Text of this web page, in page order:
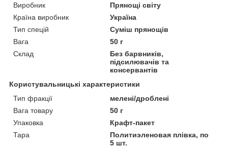
Виробник
Прянощі світу
Країна виробник
Україна
Тип спецій
Суміш прянощів
Вага
50 г
Склад
Без барвників,
підсилювачів та
консервантів
Користувальницькі характеристики
Тип фракції
мелені/дроблені
Вага товару
50 г
Упаковка
Крафт-пакет
Тара
Политиэленовая плівка, по
5 шт.